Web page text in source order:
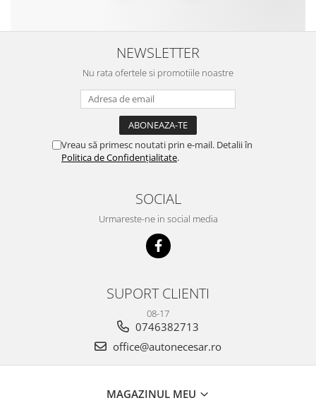
NEWSLETTER
Nu rata ofertele si promotiile noastre
Vreau să primesc noutati prin e-mail. Detalii în
Politica de Confidențialitate.
SOCIAL
Urmareste-ne in social media
SUPORT CLIENTI
08-17
0746382713
office@autonecesar.ro
MAGAZINUL MEU